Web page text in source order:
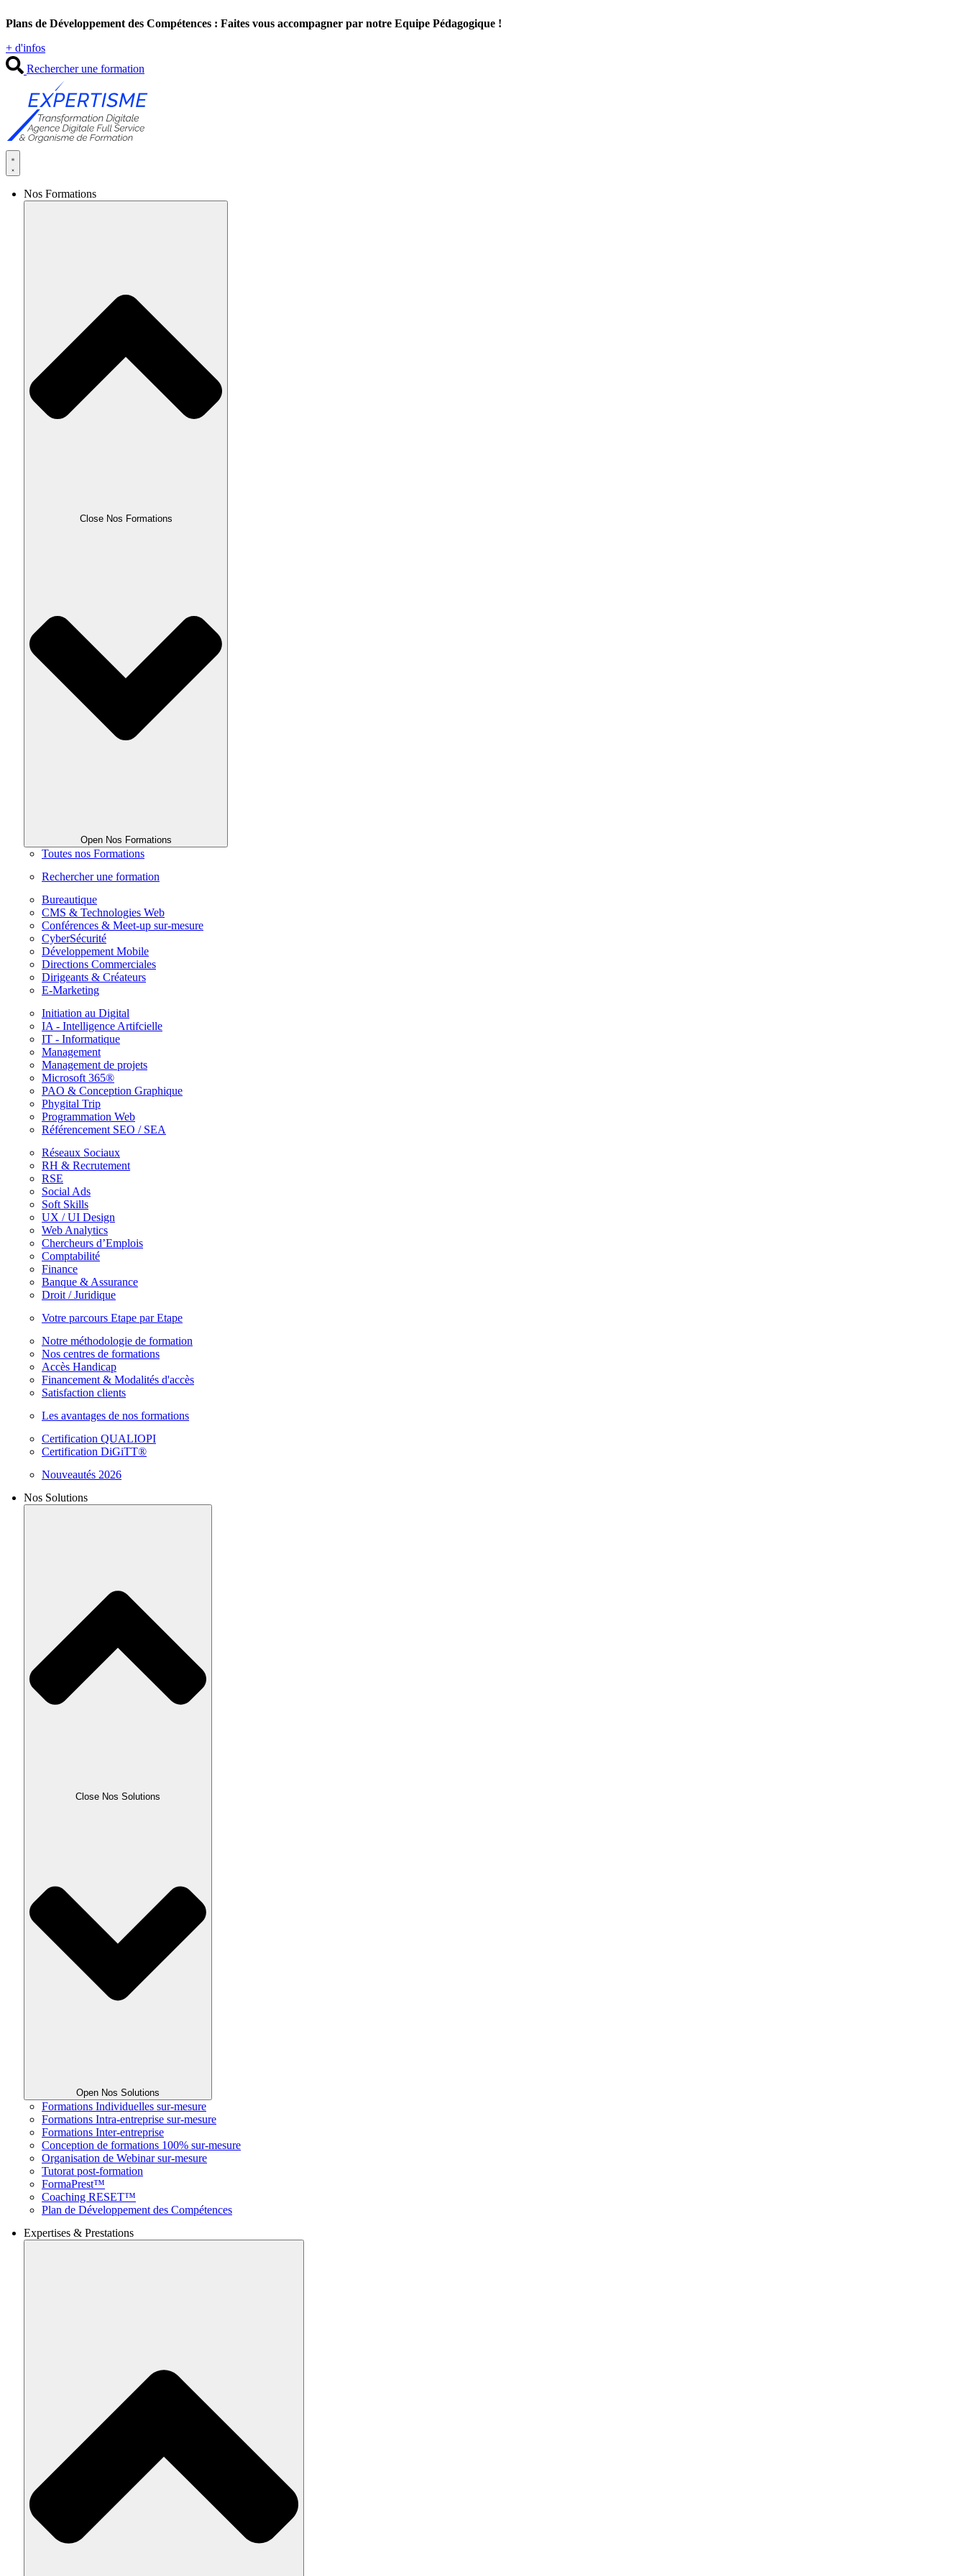
au
Plans de Développement des Compétences : Faites vous accompagner par notre Equipe Pédagogique !
+ d'infos
Rechercher une formation
Nos Formations
Close Nos Formations
Open Nos Formations
Toutes nos Formations
Rechercher une formation
Bureautique
CMS & Technologies Web
Conférences & Meet-up sur-mesure
CyberSécurité
Développement Mobile
Directions Commerciales
Dirigeants & Créateurs
E-Marketing
Initiation au Digital
IA - Intelligence Artifcielle
IT - Informatique
Management
Management de projets
Microsoft 365®
PAO & Conception Graphique
Phygital Trip
Programmation Web
Référencement SEO / SEA
Réseaux Sociaux
RH & Recrutement
RSE
Social Ads
Soft Skills
UX / UI Design
Web Analytics
Chercheurs d’Emplois
Comptabilité
Finance
Banque & Assurance
Droit / Juridique
Votre parcours Etape par Etape
Notre méthodologie de formation
Nos centres de formations
Accès Handicap
Financement & Modalités d'accès
Satisfaction clients
Les avantages de nos formations
Certification QUALIOPI
Certification DiGiTT®
Nouveautés 2026
Nos Solutions
Close Nos Solutions
Open Nos Solutions
Formations Individuelles sur-mesure
Formations Intra-entreprise sur-mesure
Formations Inter-entreprise
Conception de formations 100% sur-mesure
Organisation de Webinar sur-mesure
Tutorat post-formation
FormaPrest™
Coaching RESET™
Plan de Développement des Compétences
Expertises & Prestations